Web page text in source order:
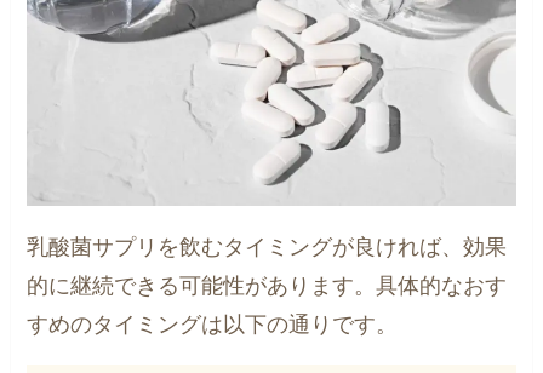
乳酸菌サプリを飲むタイミングが良ければ、効果
的に継続できる可能性があります。具体的なおす
すめのタイミングは以下の通りです。